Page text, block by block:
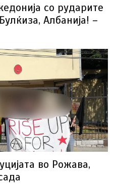
со рударите
Албанија! –
во Рожава,